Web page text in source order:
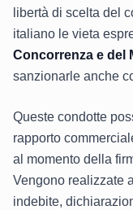
libertà di scelta del
italiano le vieta
Concorrenza e del
sanzionarle anche
Queste condotte
rapporto
al momento della
Vengono realizzate
indebite,